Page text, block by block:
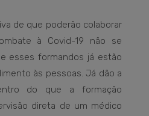
de que poderão colaborar
à Covid-19 não se
esses formandos já estão
às pessoas. Já dão a
do que a formação
direta de um médico